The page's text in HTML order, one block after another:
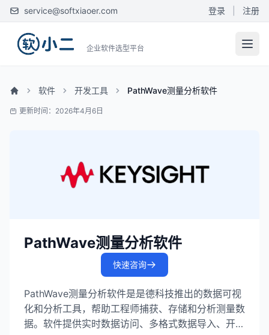
service@softxiaoer.com 登录 注册
企业软件选型平台
软件 开发工具 PathWave测量分析软件
更新时间：2026年4月6日
PathWave测量分析软件
快速咨询
PathWave测量分析软件是是德科技推出的数据可视
化和分析工具，帮助工程师捕获、存储和分析测量数
据。软件提供实时数据访问、多格式数据导入、开放